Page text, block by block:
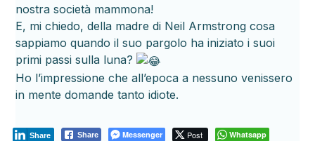
nostra società mammona!
E, mi chiedo, della madre di Neil Armstrong cosa
sappiamo quando il suo pargolo ha iniziato i suoi
primi passi sulla luna?
Ho l’impressione che all’epoca a nessuno venissero
in mente domande tanto idiote.
Share Messenger Post Whatsapp
Share